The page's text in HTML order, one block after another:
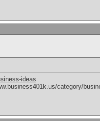
ideas
category/